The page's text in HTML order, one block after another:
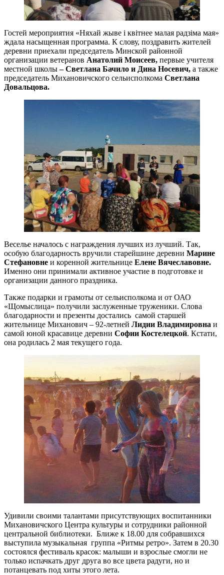
Гостей мероприятия «Няхай жыве і квітнее малая радзіма мая»
ждала насыщенная программа. К слову, поздравить жителей
деревни приехали председатель Минской районной
организации ветеранов Анатолий Моисеев, первые учителя
местной школы– Светлана Бачило и Дина Носевич, а также
председатель Михановичского сельисполкома Светлана
Довальцова.
Веселье началось с награждения лучших из лучший. Так,
особую благодарность вручили старейшине деревни Марине
Стефановне и коренной жительнице Елене Вячеславовне.
Именно они принимали активное участие в подготовке и
организации данного праздника.
Также подарки и грамоты от сельисполкома и от ОАО
«Щомыслица» получили заслуженные труженики. Слова
благодарности и презенты достались самой старшей
жительнице Миханович – 92-летней Лидии Владимировна и
самой юной красавице деревни Софии Костелецкой. Кстати,
она родилась 2 мая текущего года.
Удивили своими талантами присутствующих воспитанники
Михановичского Центра культуры и сотрудники районной
центральной библиотеки. Ближе к 18.00 для собравшихся
выступила музыкальная группа «Ритмы ретро». Затем в 20.30
состоялся фестиваль красок: малыши и взрослые смогли не
только испачкать друг друга во все цвета радуги, но и
потанцевать под хиты этого лета.